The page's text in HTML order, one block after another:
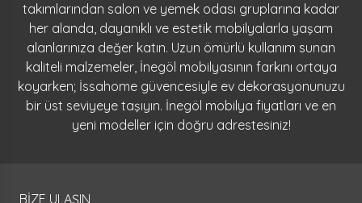
takımlarından salon ve yemek odası gruplarına kadar
her alanda, dayanıklı ve estetik mobilyalarla yaşam
alanlarınıza değer katın. Uzun ömürlü kullanım sunan
kaliteli malzemeler, İnegöl mobilyasının farkını ortaya
koyarken; İssahome güvencesiyle ev dekorasyonunuzu
bir üst seviyeye taşıyın. İnegöl mobilya fiyatları ve en
yeni modeller için doğru adrestesiniz!
BİZE ULAŞIN